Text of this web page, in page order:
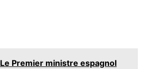
Le Premier ministre espagnol